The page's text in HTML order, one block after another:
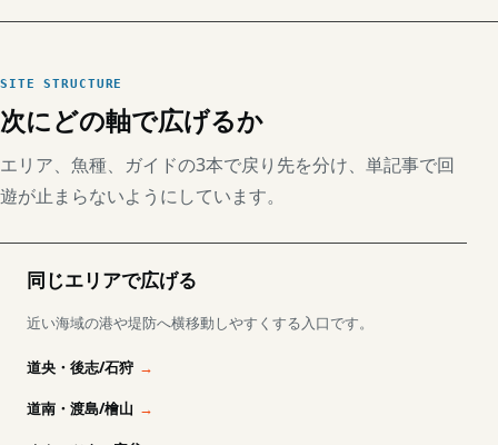
SITE STRUCTURE
次にどの軸で広げるか
エリア、魚種、ガイドの3本で戻り先を分け、単記事で回
遊が止まらないようにしています。
同じエリアで広げる
近い海域の港や堤防へ横移動しやすくする入口です。
道央・後志/石狩
道南・渡島/檜山